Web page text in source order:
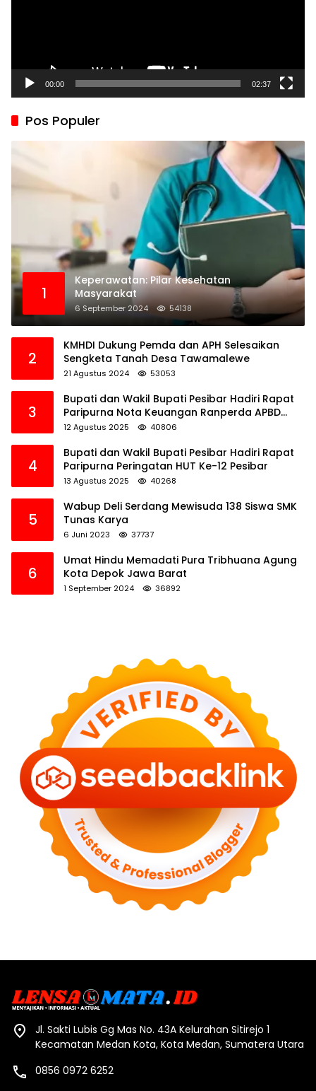
00:00 02:37
Pos Populer
1
Keperawatan: Pilar Kesehatan
Masyarakat
6 September 2024 54138
2
KMHDI Dukung Pemda dan APH Selesaikan
Sengketa Tanah Desa Tawamalewe
21 Agustus 2024 53053
3
Bupati dan Wakil Bupati Pesibar Hadiri Rapat
Paripurna Nota Keuangan Ranperda APBD
Perubahan TA 2025
12 Agustus 2025 40806
4
Bupati dan Wakil Bupati Pesibar Hadiri Rapat
Paripurna Peringatan HUT Ke-12 Pesibar
13 Agustus 2025 40268
5
Wabup Deli Serdang Mewisuda 138 Siswa SMK
Tunas Karya
6 Juni 2023 37737
6
Umat Hindu Memadati Pura Tribhuana Agung
Kota Depok Jawa Barat
1 September 2024 36892
Jl. Sakti Lubis Gg Mas No. 43A Kelurahan Sitirejo 1
Kecamatan Medan Kota, Kota Medan, Sumatera Utara
0856 0972 6252